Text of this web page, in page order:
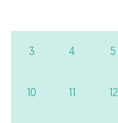
3 4 5
10 11 12